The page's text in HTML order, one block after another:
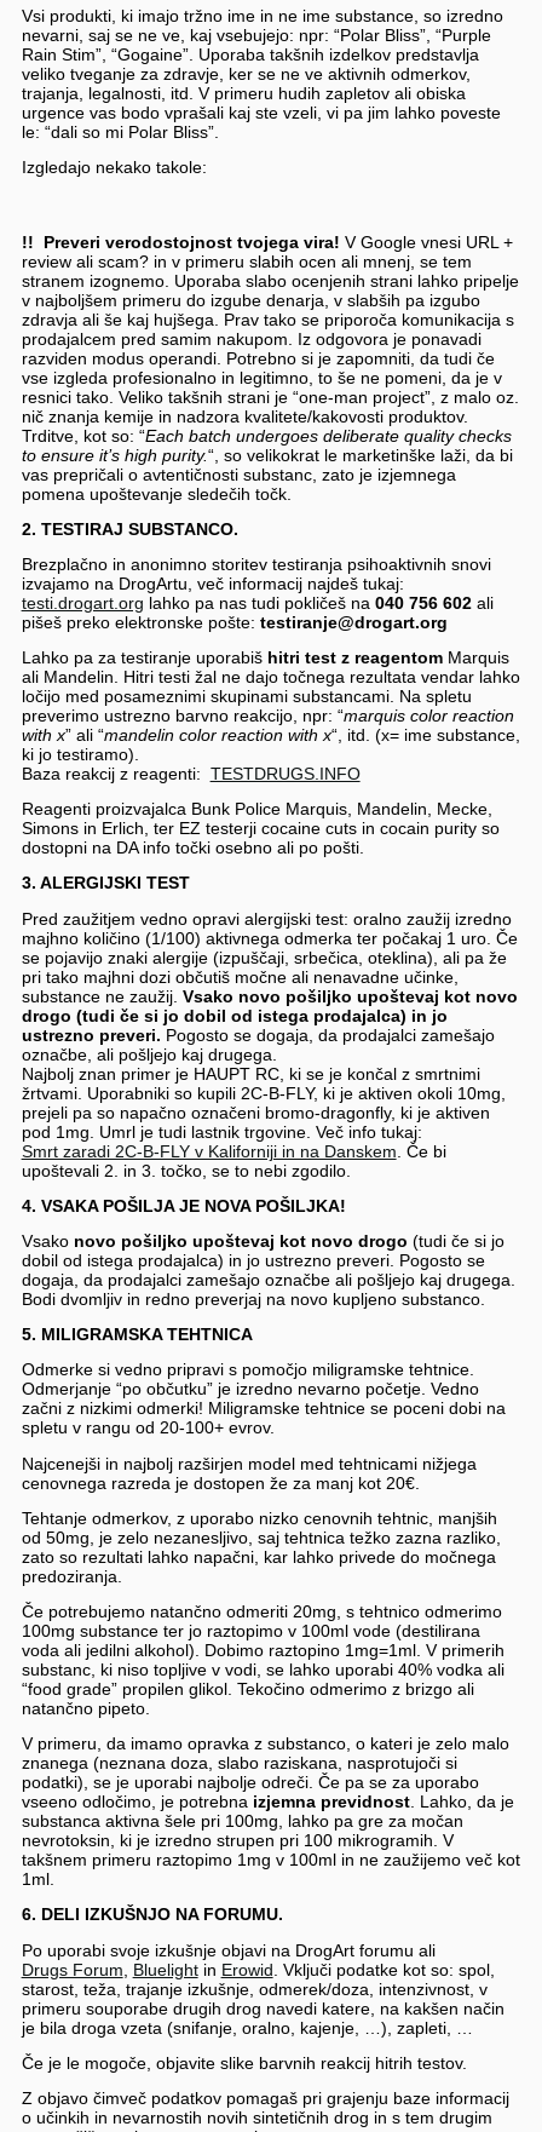
Vsi produkti, ki imajo tržno ime in ne ime substance, so izredno
nevarni, saj se ne ve, kaj vsebujejo: npr: “Polar Bliss”, “Purple
Rain Stim”, “Gogaine”. Uporaba takšnih izdelkov predstavlja
veliko tveganje za zdravje, ker se ne ve aktivnih odmerkov,
trajanja, legalnosti, itd. V primeru hudih zapletov ali obiska
urgence vas bodo vprašali kaj ste vzeli, vi pa jim lahko poveste
le: “dali so mi Polar Bliss”.
Izgledajo nekako takole:
!! Preveri verodostojnost tvojega vira! V Google vnesi URL +
review ali scam? in v primeru slabih ocen ali mnenj, se tem
stranem izognemo. Uporaba slabo ocenjenih strani lahko pripelje
v najboljšem primeru do izgube denarja, v slabših pa izgubo
zdravja ali še kaj hujšega. Prav tako se priporoča komunikacija s
prodajalcem pred samim nakupom. Iz odgovora je ponavadi
razviden modus operandi. Potrebno si je zapomniti, da tudi če
vse izgleda profesionalno in legitimno, to še ne pomeni, da je v
resnici tako. Veliko takšnih strani je “one-man project”, z malo oz.
nič znanja kemije in nadzora kvalitete/kakovosti produktov.
Trditve, kot so: “Each batch undergoes deliberate quality checks
to ensure it’s high purity.“, so velikokrat le marketinške laži, da bi
vas prepričali o avtentičnosti substanc, zato je izjemnega
pomena upoštevanje sledečih točk.
2. TESTIRAJ SUBSTANCO.
Brezplačno in anonimno storitev testiranja psihoaktivnih snovi
izvajamo na DrogArtu, več informacij najdeš tukaj:
testi.drogart.org lahko pa nas tudi pokličeš na 040 756 602ali
pišeš preko elektronske pošte: testiranje@drogart.org
Lahko pa za testiranje uporabiš hitri test z reagentomMarquis
ali Mandelin. Hitri testi žal ne dajo točnega rezultata vendar lahko
ločijo med posameznimi skupinami substancami. Na spletu
preverimo ustrezno barvno reakcijo, npr: “marquis color reaction
with x” ali “mandelin color reaction with x“, itd. (x= ime substance,
ki jo testiramo).
Baza reakcij z reagenti: TESTDRUGS.INFO
Reagenti proizvajalca Bunk Police Marquis, Mandelin, Mecke,
Simons in Erlich, ter EZ testerji cocaine cuts in cocain purity so
dostopni na DA info točki osebno ali po pošti.
3. ALERGIJSKI TEST
Pred zaužitjem vedno opravi alergijski test: oralno zaužij izredno
majhno količino (1/100) aktivnega odmerka ter počakaj 1 uro. Če
se pojavijo znaki alergije (izpuščaji, srbečica, oteklina), ali pa že
pri tako majhni dozi občutiš močne ali nenavadne učinke,
substance ne zaužij. Vsako novo pošiljko upoštevaj kot novo
drogo (tudi če si jo dobil od istega prodajalca) in jo
ustrezno preveri. Pogosto se dogaja, da prodajalci zamešajo
označbe, ali pošljejo kaj drugega.
Najbolj znan primer je HAUPT RC, ki se je končal z smrtnimi
žrtvami. Uporabniki so kupili 2C-B-FLY, ki je aktiven okoli 10mg,
prejeli pa so napačno označeni bromo-dragonfly, ki je aktiven
pod 1mg. Umrl je tudi lastnik trgovine. Več info tukaj:
Smrt zaradi 2C-B-FLY v Kaliforniji in na Danskem . Če bi
upoštevali 2. in 3. točko, se to nebi zgodilo.
4. VSAKA POŠILJA JE NOVA POŠILJKA!
Vsako novo pošiljko upoštevaj kot novo drogo (tudi če si jo
dobil od istega prodajalca) in jo ustrezno preveri. Pogosto se
dogaja, da prodajalci zamešajo označbe ali pošljejo kaj drugega.
Bodi dvomljiv in redno preverjaj na novo kupljeno substanco.
5. MILIGRAMSKA TEHTNICA
Odmerke si vedno pripravi s pomočjo miligramske tehtnice.
Odmerjanje “po občutku” je izredno nevarno početje. Vedno
začni z nizkimi odmerki! Miligramske tehtnice se poceni dobi na
spletu v rangu od 20-100+ evrov.
Najcenejši in najbolj razširjen model med tehtnicami nižjega
cenovnega razreda je dostopen že za manj kot 20€.
Tehtanje odmerkov, z uporabo nizko cenovnih tehtnic, manjših
od 50mg, je zelo nezanesljivo, saj tehtnica težko zazna razliko,
zato so rezultati lahko napačni, kar lahko privede do močnega
predoziranja.
Če potrebujemo natančno odmeriti 20mg, s tehtnico odmerimo
100mg substance ter jo raztopimo v 100ml vode (destilirana
voda ali jedilni alkohol). Dobimo raztopino 1mg=1ml. V primerih
substanc, ki niso topljive v vodi, se lahko uporabi 40% vodka ali
“food grade” propilen glikol. Tekočino odmerimo z brizgo ali
natančno pipeto.
V primeru, da imamo opravka z substanco, o kateri je zelo malo
znanega (neznana doza, slabo raziskana, nasprotujoči si
podatki), se je uporabi najbolje odreči. Če pa se za uporabo
vseeno odločimo, je potrebna izjemna previdnost. Lahko, da je
substanca aktivna šele pri 100mg, lahko pa gre za močan
nevrotoksin, ki je izredno strupen pri 100 mikrogramih. V
takšnem primeru raztopimo 1mg v 100ml in ne zaužijemo več kot
1ml.
6. DELI IZKUŠNJO NA FORUMU.
Po uporabi svoje izkušnje objavi na DrogArt forumu ali
Drugs Forum
Bluelightin Erowid . Vključi podatke kot so: spol,
starost, teža, trajanje izkušnje, odmerek/doza, intenzivnost, v
primeru souporabe drugih drog navedi katere, na kakšen način
je bila droga vzeta (snifanje, oralno, kajenje, …), zapleti, …
Če je le mogoče, objavite slike barvnih reakcij hitrih testov.
Z objavo čimveč podatkov pomagaš pri grajenju baze informacij
o učinkih in nevarnostih novih sintetičnih drog in s tem drugim